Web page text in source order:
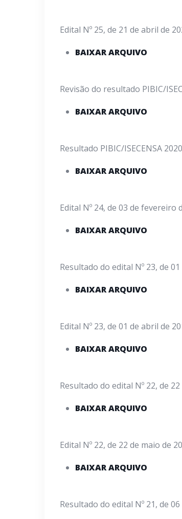
Edital Nº 25, de 21 de abril de
BAIXAR ARQUIVO
Revisão do resultado PIBIC/
BAIXAR ARQUIVO
Resultado PIBIC/ISECENSA
BAIXAR ARQUIVO
Edital Nº 24, de 03 de fevereiro
BAIXAR ARQUIVO
Resultado do edital Nº 23, de
BAIXAR ARQUIVO
Edital Nº 23, de 01 de abril de
BAIXAR ARQUIVO
Resultado do edital Nº 22, de
BAIXAR ARQUIVO
Edital Nº 22, de 22 de maio de
BAIXAR ARQUIVO
Resultado do edital Nº 21, de